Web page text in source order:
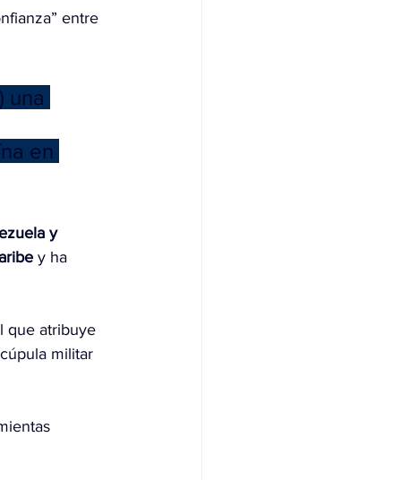
entre
una
en
y
y ha
que atribuye
militar